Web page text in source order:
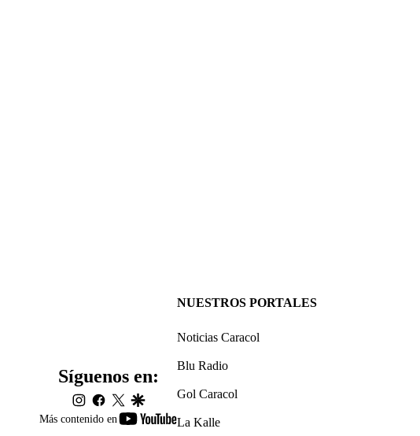
Más contenido en
youtube-
Síguenos en:
instagram
facebook
twittergoogle
NUESTROS PORTALES
Noticias Caracol
Blu Radio
Gol Caracol
La Kalle